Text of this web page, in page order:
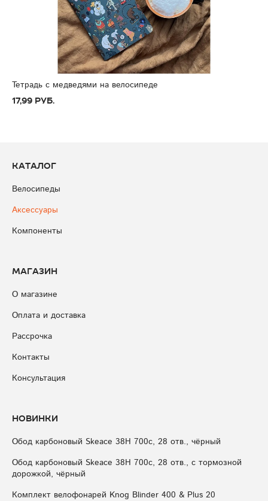
Тетрадь с медведями на велосипеде
17,99 руб.
Каталог
Велосипеды
Аксессуары
Компоненты
Магазин
О магазине
Оплата и доставка
Рассрочка
Контакты
Консультация
Новинки
Обод карбоновый Skeace 38H 700с, 28 отв., чёрный
Обод карбоновый Skeace 38H 700с, 28 отв., с тормозной
дорожкой, чёрный
Комплект велофонарей Knog Blinder 400 & Plus 20